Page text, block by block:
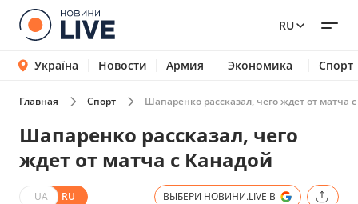
RU
Україна Новости Армия Экономика Спорт
Главная Спорт Шапаренко рассказал, чего ждет от матча
Шапаренко рассказал, чего
ждет от матча с Канадой
UA RU ВЫБЕРИ НОВИНИ.LIVE В